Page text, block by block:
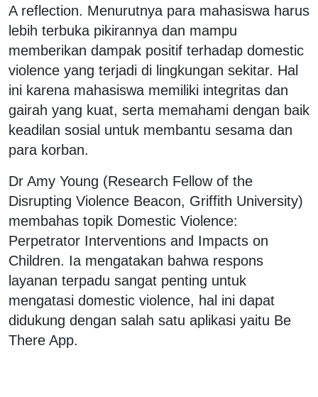
A reflection. Menurutnya para mahasiswa harus
lebih terbuka pikirannya dan mampu
memberikan dampak positif terhadap domestic
violence yang terjadi di lingkungan sekitar. Hal
ini karena mahasiswa memiliki integritas dan
gairah yang kuat, serta memahami dengan baik
keadilan sosial untuk membantu sesama dan
para korban.
Dr Amy Young (Research Fellow of the
Disrupting Violence Beacon, Griffith University)
membahas topik Domestic Violence:
Perpetrator Interventions and Impacts on
Children. Ia mengatakan bahwa respons
layanan terpadu sangat penting untuk
mengatasi domestic violence, hal ini dapat
didukung dengan salah satu aplikasi yaitu Be
There App.